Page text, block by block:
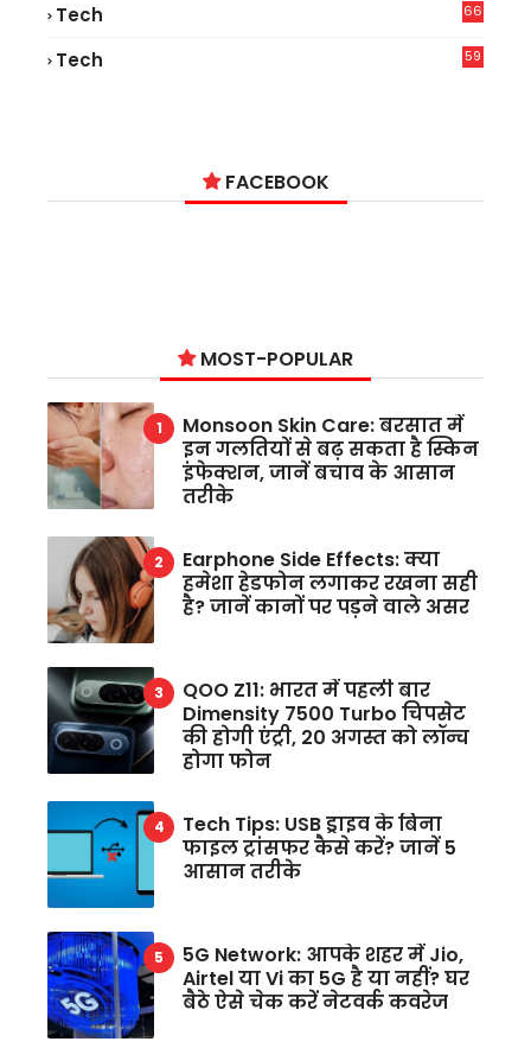
Tech
66
Tech
59
FACEBOOK
MOST-POPULAR
Monsoon Skin Care: बरसात में
इन गलतियों से बढ़ सकता है स्किन
इंफेक्शन, जानें बचाव के आसान
तरीके
Earphone Side Effects: क्या
हमेशा हेडफोन लगाकर रखना सही
है? जानें कानों पर पड़ने वाले असर
QOO Z11: भारत में पहली बार
Dimensity 7500 Turbo चिपसेट
की होगी एंट्री, 20 अगस्त को लॉन्च
होगा फोन
Tech Tips: USB ड्राइव के बिना
फाइल ट्रांसफर कैसे करें? जानें 5
आसान तरीके
5G Network: आपके शहर में Jio,
Airtel या Vi का 5G है या नहीं? घर
बैठे ऐसे चेक करें नेटवर्क कवरेज